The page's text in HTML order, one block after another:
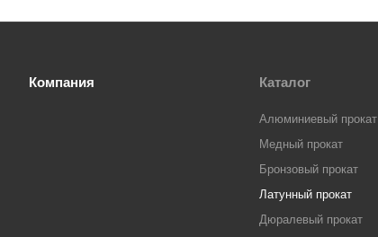
Компания Каталог
Алюминиевый прокат
Медный прокат
Бронзовый прокат
Латунный прокат
Дюралевый прокат